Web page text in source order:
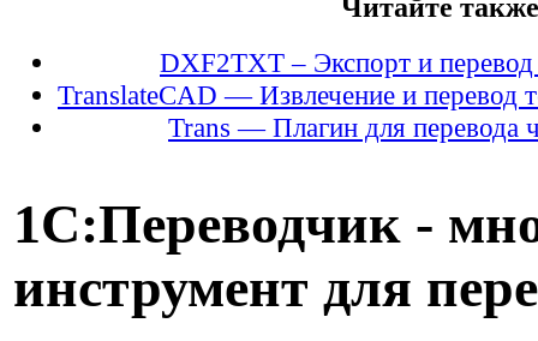
Читайте также
DXF2TXT – Экспорт и
TranslateCAD — Извлечение и перевод
Trans — Плагин для перевода
1С:Переводчик -
инструмент для